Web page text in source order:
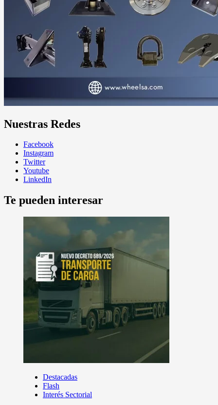
Nuestras Redes
Facebook
Instagram
Twitter
Youtube
LinkedIn
Te pueden interesar
Destacadas
Flash
Interés Sectorial